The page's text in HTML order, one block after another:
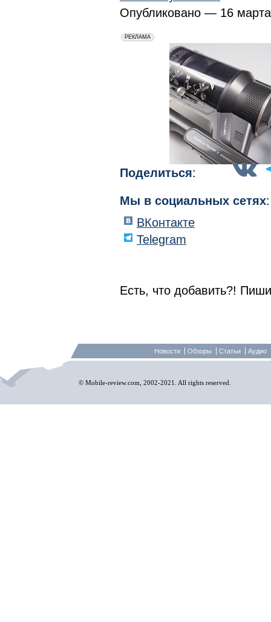
Опубликовано — 16 марта
erid: 2VfnxxmNzs5
РЕКЛАМА
Поделиться:
Мы в социальных сетях:
ВКонтакте
Telegram
Есть, что добавить?!
Новости Обзоры Статьи Аудио
© Mobile-review.com, 2002-2021. All rights reserved.